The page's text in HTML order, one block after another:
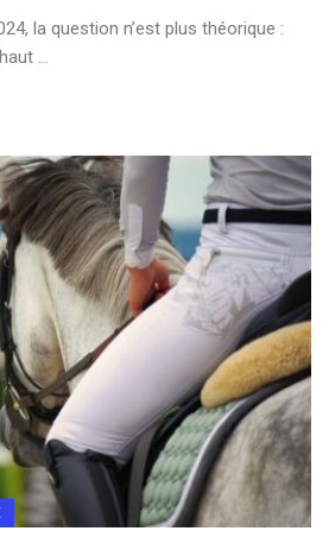
la question n’est plus théorique :
...